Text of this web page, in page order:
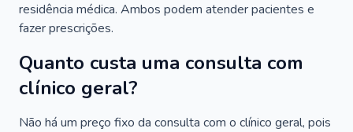
residência médica. Ambos podem atender pacientes e
fazer prescrições.
Quanto custa uma consulta com
clínico geral?
Não há um preço fixo da consulta com o clínico geral, pois